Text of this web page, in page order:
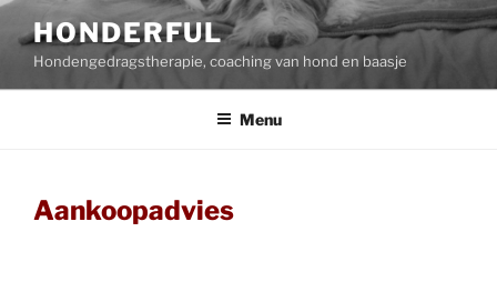
Ga
naar
inhoud
HONDERFUL
Hondengedragstherapie, coaching van hond en baasje
Menu
Aankoopadvies